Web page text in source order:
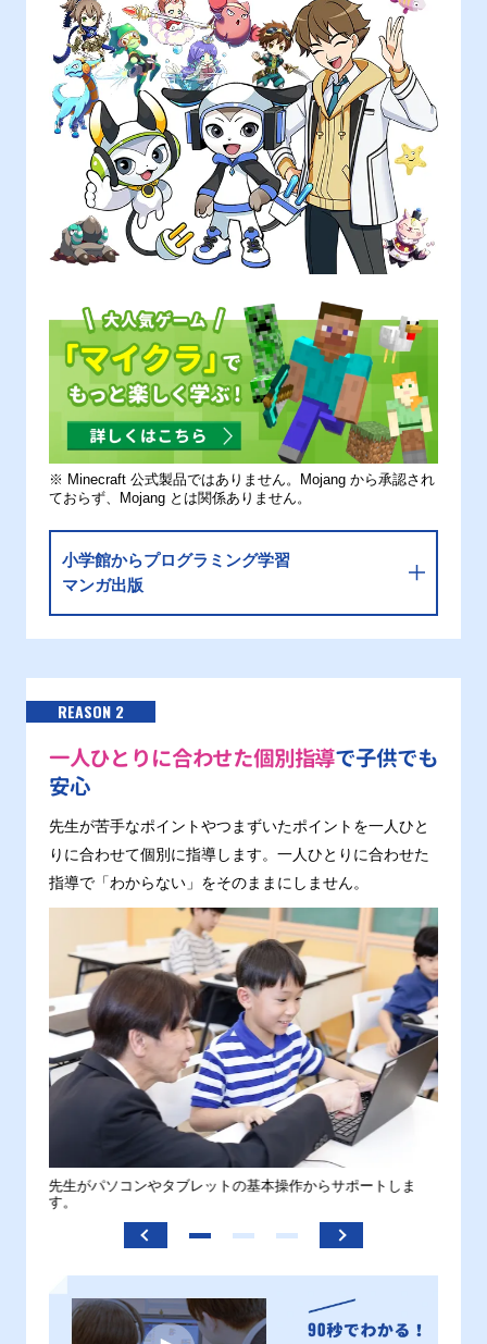
※ Minecraft 公式製品ではありません。Mojang から承認され
ておらず、Mojang とは関係ありません。
小学館からプログラミング学習
マンガ出版
REASON 2
一人ひとりに合わせた個別指導で子供でも
安心
先生が苦手なポイントやつまずいたポイントを一人ひと
りに合わせて個別に指導します。一人ひとりに合わせた
指導で「わからない」をそのままにしません。
先生がパソコンやタブレットの基本操作からサポートしま
す。